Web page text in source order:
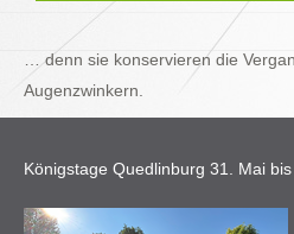
… denn sie konservieren die
Augenzwinkern.
Königstage Quedlinburg 31. Mai